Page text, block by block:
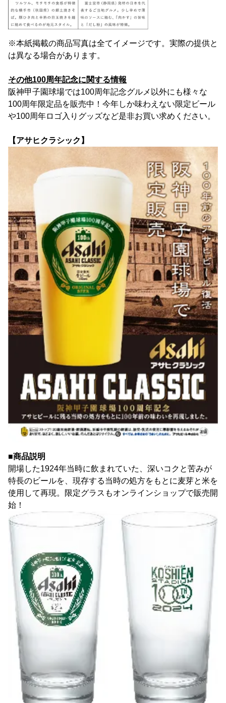
※本紙掲載の商品写真は全てイメージです。実際の提供と
は異なる場合があります。
その他100周年記念に関する情報
阪神甲子園球場では100周年記念グルメ以外にも様々な
100周年限定品を販売中！今年しか味わえない限定ビール
や100周年ロゴ入りグッズなど是非お買い求めください。
【アサヒクラシック】
■商品説明
開場した1924年当時に飲まれていた、深いコクと苦みが
特長のビールを、現存する当時の処方をもとに麦芽と米を
使用して再現。限定グラスもオンラインショップで販売開
始！